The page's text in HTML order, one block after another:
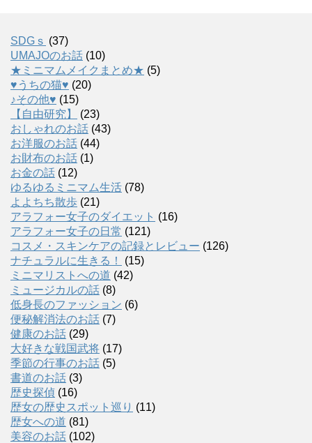
SDGｓ (37)
UMAJOのお話 (10)
★ミニマムメイクまとめ★ (5)
♥うちの猫♥ (20)
♪その他♥ (15)
【自由研究】
(23)
おしゃれのお話 (43)
お洋服のお話 (44)
お財布のお話 (1)
お金の話 (12)
ゆるゆるミニマム生活 (78)
よよちち散歩 (21)
アラフォー女子のダイエット (16)
アラフォー女子の日常 (121)
コスメ・スキンケアの記録とレビュー (126)
ナチュラルに生きる！
(15)
ミニマリストへの道 (42)
ミュージカルの話 (8)
低身長のファッション (6)
便秘解消法のお話 (7)
健康のお話 (29)
大好きな戦国武将 (17)
季節の行事のお話 (5)
書道のお話 (3)
歴史探偵 (16)
歴女の歴史スポット巡り (11)
歴女への道 (81)
美容のお話 (102)